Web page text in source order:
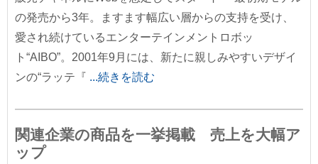
の発売から3年。ますます幅広い層からの支持を受け、
愛され続けているエンターテインメントロボッ
ト“AIBO”。2001年9月には、新たに親しみやすいデザイ
ンの“ラッテ『 ...続きを読む
関連企業の商品を一挙掲載 売上を大幅ア
ップ